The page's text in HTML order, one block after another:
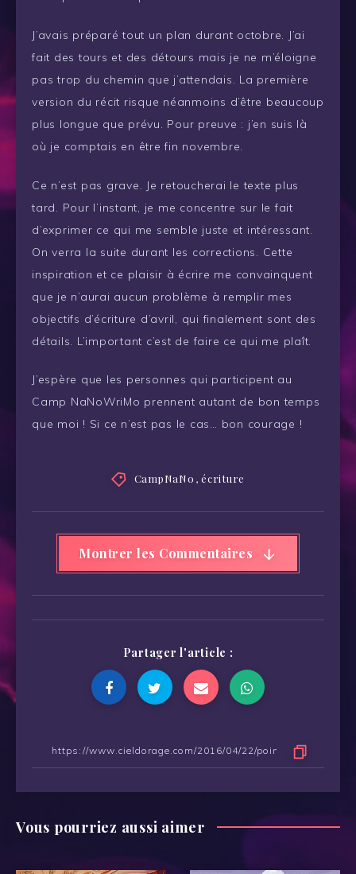
J’avais préparé tout un plan durant octobre. J’ai
fait des tours et des détours mais je ne m’éloigne
pas trop du chemin que j’attendais. La première
version du récit risque néanmoins d’être beaucoup
plus longue que prévu. Pour preuve : j’en suis là
où je comptais en être fin novembre.
Ce n’est pas grave. Je retoucherai le texte plus
tard. Pour l’instant, je me concentre sur le fait
d’exprimer ce qui me semble juste et intéressant.
On verra la suite durant les corrections. Cette
inspiration et ce plaisir à écrire me convainquent
que je n’aurai aucun problème à remplir mes
objectifs d’écriture d’avril, qui finalement sont des
détails. L’important c’est de faire ce qui me plaît.
J’espère que les personnes qui participent au
Camp NaNoWriMo prennent autant de bon temps
que moi ! Si ce n’est pas le cas… bon courage !
CampNaNo ,écriture
Montrer les Commentaires
Partager l'article :
Vous pourriez aussi aimer